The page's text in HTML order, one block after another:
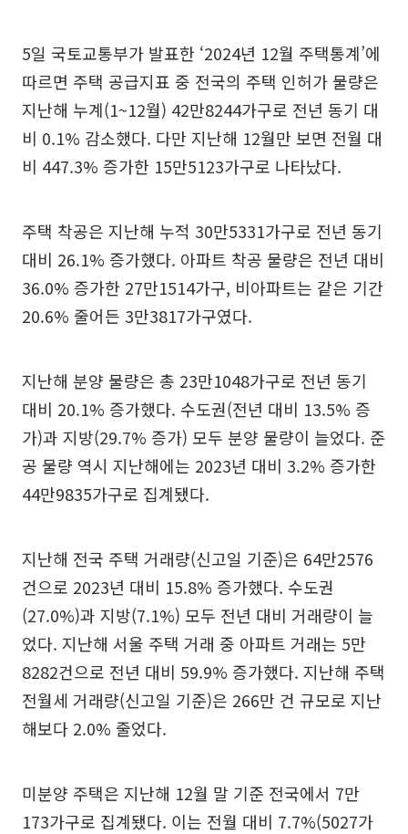
5일 국토교통부가 발표한 ‘2024년 12월 주택통계’에
따르면 주택 공급지표 중 전국의 주택 인허가 물량은
지난해 누계(1~12월) 42만8244가구로 전년 동기 대
비 0.1% 감소했다. 다만 지난해 12월만 보면 전월 대
비 447.3% 증가한 15만5123가구로 나타났다.
주택 착공은 지난해 누적 30만5331가구로 전년 동기
대비 26.1% 증가했다. 아파트 착공 물량은 전년 대비
36.0% 증가한 27만1514가구, 비아파트는 같은 기간
20.6% 줄어든 3만3817가구였다.
지난해 분양 물량은 총 23만1048가구로 전년 동기
대비 20.1% 증가했다. 수도권(전년 대비 13.5% 증
가)과 지방(29.7% 증가) 모두 분양 물량이 늘었다. 준
공 물량 역시 지난해에는 2023년 대비 3.2% 증가한
44만9835가구로 집계됐다.
지난해 전국 주택 거래량(신고일 기준)은 64만2576
건으로 2023년 대비 15.8% 증가했다. 수도권
(27.0%)과 지방(7.1%) 모두 전년 대비 거래량이 늘
었다. 지난해 서울 주택 거래 중 아파트 거래는 5만
8282건으로 전년 대비 59.9% 증가했다. 지난해 주택
전월세 거래량(신고일 기준)은 266만 건 규모로 지난
해보다 2.0% 줄었다.
미분양 주택은 지난해 12월 말 기준 전국에서 7만
173가구로 집계됐다. 이는 전월 대비 7.7%(5027가